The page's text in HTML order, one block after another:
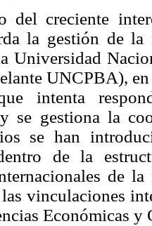
del creciente
la gestión de la
Universidad
UNCPBA),
intenta
se gestiona la
se han
de la
de
las vinculaciones
Económicas y